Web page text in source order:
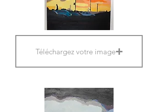
Téléchargez votre image